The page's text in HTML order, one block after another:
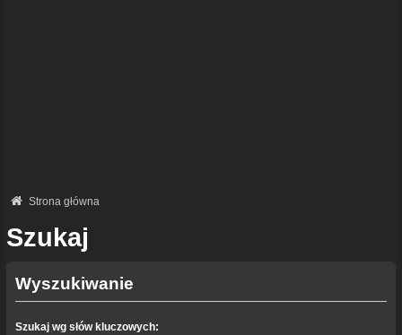
Strona główna
Szukaj
Wyszukiwanie
Szukaj wg słów kluczowych: